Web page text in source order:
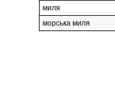
миля
морська миля